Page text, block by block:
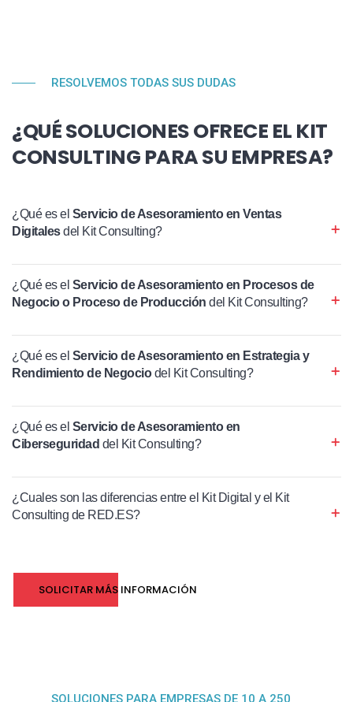
RESOLVEMOS TODAS SUS DUDAS
¿QUÉ SOLUCIONES OFRECE EL KIT
CONSULTING PARA SU EMPRESA?
¿Qué es el Servicio de Asesoramiento en Ventas
Digitalesdel Kit Consulting?
¿Qué es el Servicio de Asesoramiento en Procesos de
Negocio o Proceso de Producción del Kit Consulting?
¿Qué es el Servicio de Asesoramiento en Estrategia y
Rendimiento de Negociodel Kit Consulting?
¿Qué es el Servicio de Asesoramiento en
Ciberseguridad del Kit Consulting?
¿Cuales son las diferencias entre el Kit Digital y el Kit
Consulting de RED.ES?
SOLICITAR MÁS INFORMACIÓN
SOLUCIONES PARA EMPRESAS DE 10 A 250